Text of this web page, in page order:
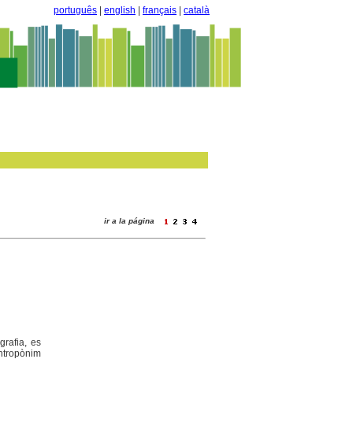
português english français català
ir a la página
es